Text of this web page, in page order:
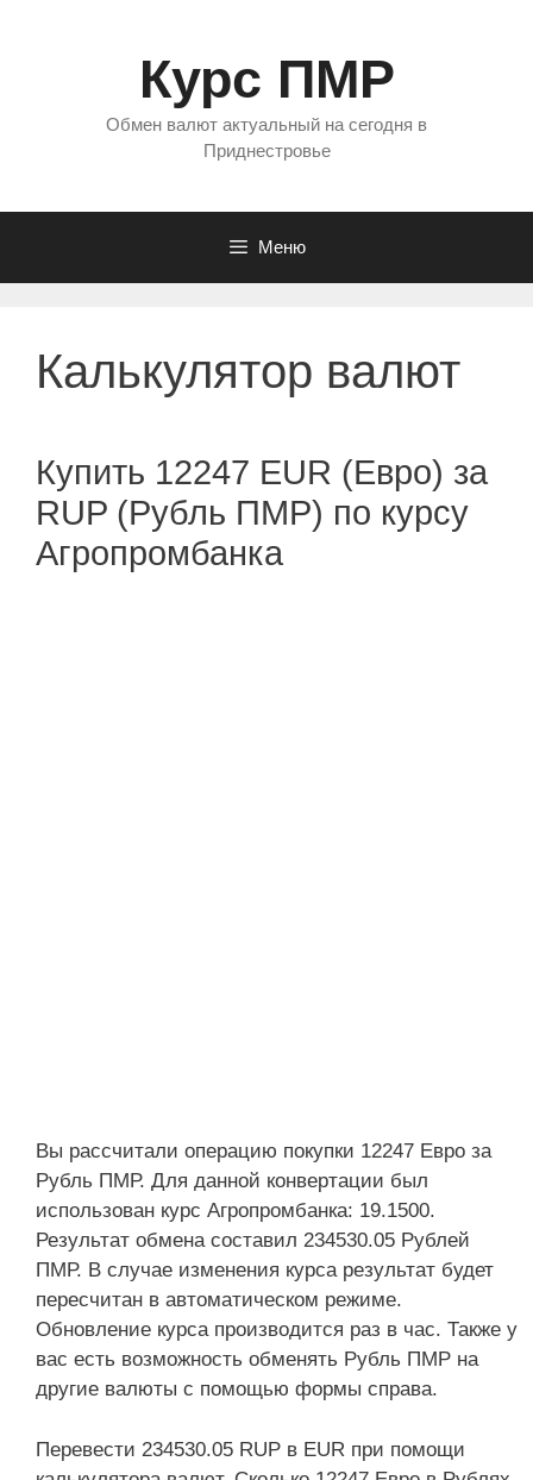
Курс ПМР
Обмен валют актуальный на сегодня в
Приднестровье
Меню
Калькулятор валют
Купить 12247 EUR (Евро) за
RUP (Рубль ПМР) по курсу
Агропромбанка
Вы рассчитали операцию покупки 12247 Евро за
Рубль ПМР. Для данной конвертации был
использован курс Агропромбанка: 19.1500.
Результат обмена составил 234530.05 Рублей
ПМР. В случае изменения курса результат будет
пересчитан в автоматическом режиме.
Обновление курса производится раз в час. Также у
вас есть возможность обменять Рубль ПМР на
другие валюты с помощью формы справа.
Перевести 234530.05 RUP в EUR при помощи